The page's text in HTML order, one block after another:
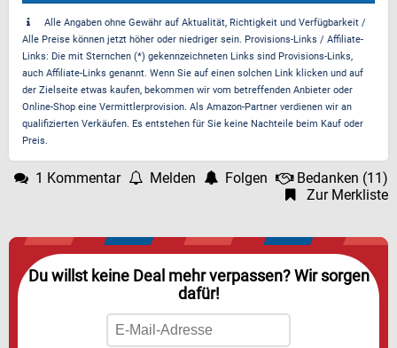
Alle Angaben ohne Gewähr auf Aktualität, Richtigkeit und Verfügbarkeit /
Alle Preise können jetzt höher oder niedriger sein. Provisions-Links / Affiliate-
Links: Die mit Sternchen (*) gekennzeichneten Links sind Provisions-Links,
auch Affiliate-Links genannt. Wenn Sie auf einen solchen Link klicken und auf
der Zielseite etwas kaufen, bekommen wir vom betreffenden Anbieter oder
Online-Shop eine Vermittlerprovision. Als Amazon-Partner verdienen wir an
qualifizierten Verkäufen. Es entstehen für Sie keine Nachteile beim Kauf oder
Preis.
1 Kommentar Melden Folgen Bedanken (11)
Zur Merkliste
Du willst keine Deal mehr verpassen? Wir sorgen
dafür!